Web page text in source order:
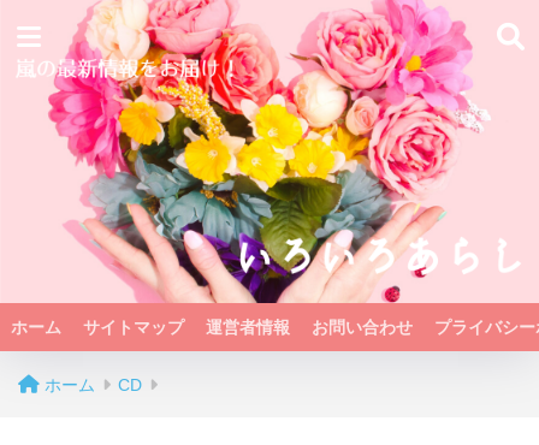
ホーム サイトマップ 運営者情報 お問い合わせ プライバシ
ホーム CD